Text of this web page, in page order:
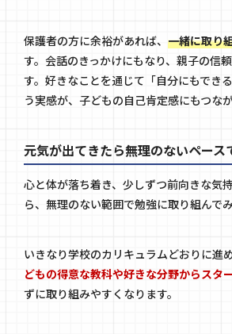
保護者の方に余裕があれば、 一緒に取り
す。会話のきっかけにもなり、親子の信
す。好きなことを通じて「自分にもでき
う実感が、子どもの自己肯定感にもつな
元気が出てきたら無理のないペース
心と体が落ち着き、少しずつ前向きな気
ら、無理のない範囲で勉強に取り組んでみ
いきなり学校のカリキュラムどおりに進
どもの得意な教科や好きな分野からスタ
ずに取り組みやすくなります。